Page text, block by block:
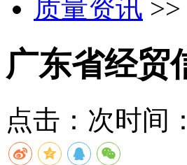
质量资讯 >>
广东省经贸
点击： 次时间